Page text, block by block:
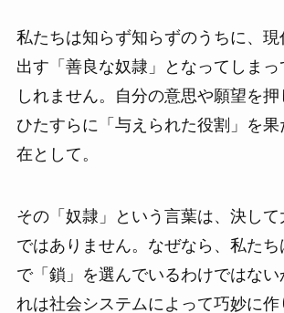
私たちは知らず知らずのうちに、現
出す「善良な奴隷」となってしまっ
しれません。自分の意思や願望を
ひたすらに「与えられた役割」を
在として。
その「奴隷」という言葉は、決し
ではありません。なぜなら、私た
で「鎖」を選んでいるわけではな
れは社会システムによって巧妙に作